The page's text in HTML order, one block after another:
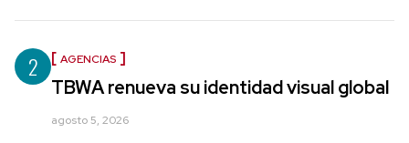
2 AGENCIAS
TBWA renueva su identidad visual global
agosto 5, 2026